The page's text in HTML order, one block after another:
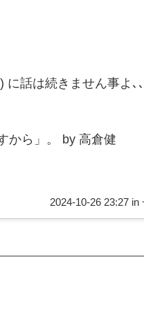
に話は続きません事よ
から」。 by 高倉健
2024-10-26 23:27 in